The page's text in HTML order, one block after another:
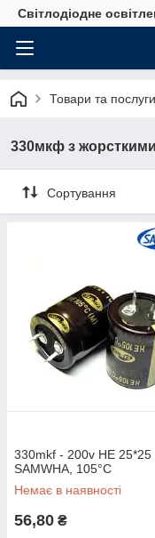
Світлодіодне
Товари та послуги
330мкф з
Сортування
330mkf - 200v HE 25*25
SAMWHA, 105°C
Немає в наявності
56,80 ₴